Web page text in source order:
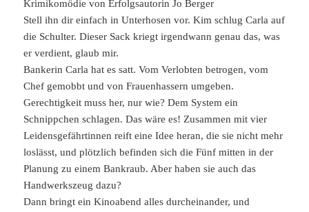
Krimikomödie von Erfolgsautorin Jo Berger
Stell ihn dir einfach in Unterhosen vor. Kim schlug Carla auf
die Schulter. Dieser Sack kriegt irgendwann genau das, was
er verdient, glaub mir.
Bankerin Carla hat es satt. Vom Verlobten betrogen, vom
Chef gemobbt und von Frauenhassern umgeben.
Gerechtigkeit muss her, nur wie? Dem System ein
Schnippchen schlagen. Das wäre es! Zusammen mit vier
Leidensgefährtinnen reift eine Idee heran, die sie nicht mehr
loslässt, und plötzlich befinden sich die Fünf mitten in der
Planung zu einem Bankraub. Aber haben sie auch das
Handwerkszeug dazu?
Dann bringt ein Kinoabend alles durcheinander, und